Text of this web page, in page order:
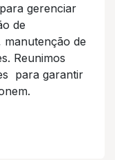
gerenciar
de
manutenção de
Reunimos
para garantir